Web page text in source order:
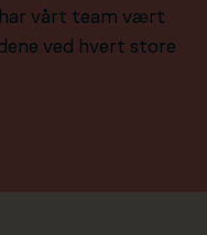
vårt team vært
ved hvert store